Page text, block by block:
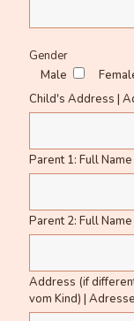
Gender
Male
Child's Address |
Parent 1: Full
Parent 2: Full
Address (if
vom Kind) |